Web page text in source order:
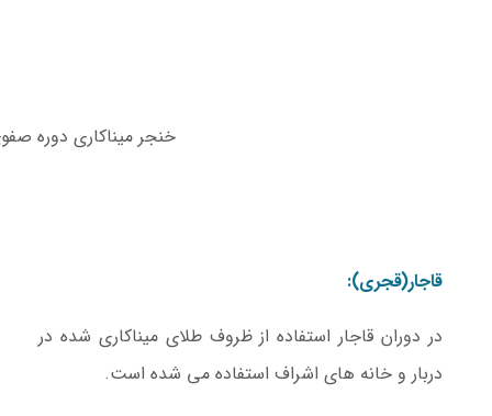
خنجر میناکاری دوره
قاجار(قجری):
در دوران قاجار استفاده از ظروف طلای میناکاری شده در
دربار و خانه های اشراف استفاده می شده است.